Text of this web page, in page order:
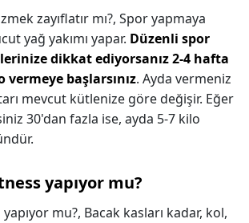
zayıflatır mı?, Spor yapmaya
yağ yakımı yapar. Düzenli spor
dikkat ediyorsanız 2-4 hafta
başlarsınız. Ayda vermeniz
mevcut kütlenize göre değişir. Eğer
30'dan fazla ise, ayda 5-7 kilo
yapıyor mu?
mu?, Bacak kasları kadar, kol,